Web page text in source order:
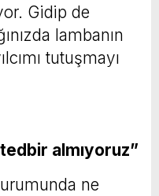
Gidip de
lambanın
tutuşmayı
almıyoruz”
ne